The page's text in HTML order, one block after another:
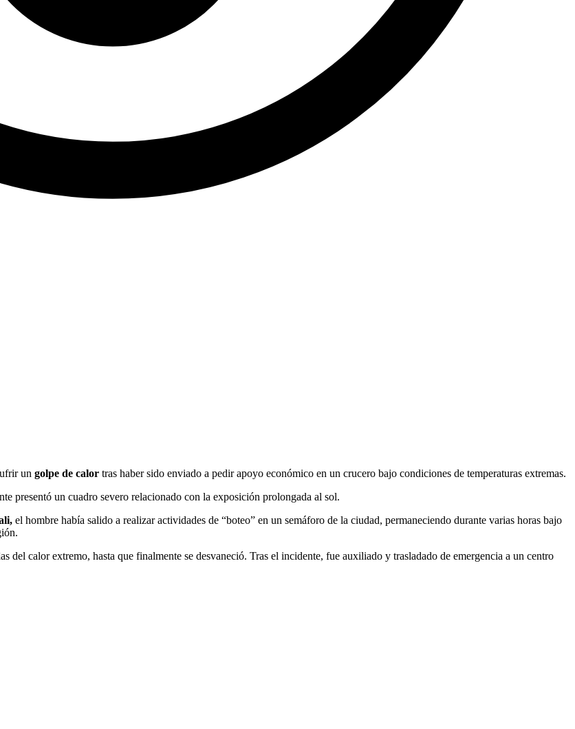
un golpe de calor tras haber sido enviado a pedir apoyo económico en un crucero bajo condiciones de temperaturas extremas.
presentó un cuadro severo relacionado con la exposición prolongada al sol.
el hombre había salido a realizar actividades de “boteo” en un semáforo de la ciudad, permaneciendo durante varias horas bajo
del calor extremo, hasta que finalmente se desvaneció. Tras el incidente, fue auxiliado y trasladado de emergencia a un centro